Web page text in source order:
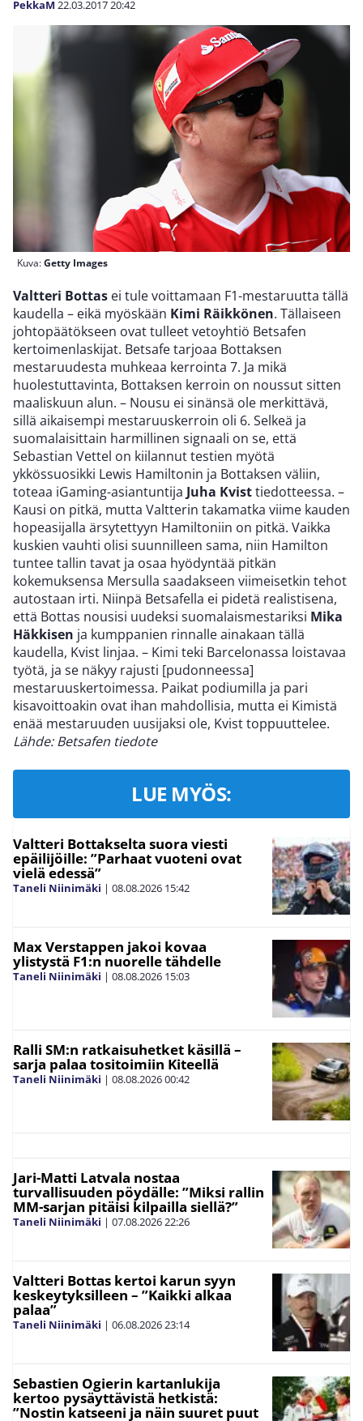
PekkaM 22.03.201720:42
Kuva:Getty Images
Valtteri Bottas ei tule voittamaan F1-mestaruutta tällä
kaudella – eikä myöskään Kimi Räikkönen. Tällaiseen
johtopäätökseen ovat tulleet vetoyhtiö Betsafen
kertoimenlaskijat. Betsafe tarjoaa Bottaksen
mestaruudesta muhkeaa kerrointa 7. Ja mikä
huolestuttavinta, Bottaksen kerroin on noussut sitten
maaliskuun alun. – Nousu ei sinänsä ole merkittävä,
sillä aikaisempi mestaruuskerroin oli 6. Selkeä ja
suomalaisittain harmillinen signaali on se, että
Sebastian Vettel on kiilannut testien myötä
ykkössuosikki Lewis Hamiltonin ja Bottaksen väliin,
toteaa iGaming-asiantuntija Juha Kvisttiedotteessa. –
Kausi on pitkä, mutta Valtterin takamatka viime kauden
hopeasijalla ärsytettyyn Hamiltoniin on pitkä. Vaikka
kuskien vauhti olisi suunnilleen sama, niin Hamilton
tuntee tallin tavat ja osaa hyödyntää pitkän
kokemuksensa Mersulla saadakseen viimeisetkin tehot
autostaan irti. Niinpä Betsafella ei pidetä realistisena,
että Bottas nousisi uudeksi suomalaismestariksi Mika
Häkkisen ja kumppanien rinnalle ainakaan tällä
kaudella, Kvist linjaa. – Kimi teki Barcelonassa loistavaa
työtä, ja se näkyy rajusti [pudonneessa]
mestaruuskertoimessa. Paikat podiumilla ja pari
kisavoittoakin ovat ihan mahdollisia, mutta ei Kimistä
enää mestaruuden uusijaksi ole, Kvist toppuuttelee.
Lähde: Betsafen tiedote
LUE MYÖS:
Valtteri Bottakselta suora viesti
epäilijöille: ”Parhaat vuoteni ovat
vielä edessä”
Taneli Niinimäki | 08.08.2026 15:42
Max Verstappen jakoi kovaa
ylistystä F1:n nuorelle tähdelle
Taneli Niinimäki | 08.08.2026 15:03
Ralli SM:n ratkaisuhetket käsillä –
sarja palaa tositoimiin Kiteellä
Taneli Niinimäki | 08.08.202600:42
Jari-Matti Latvala nostaa
turvallisuuden pöydälle: ”Miksi rallin
MM-sarjan pitäisi kilpailla siellä?”
Taneli Niinimäki | 07.08.202622:26
Valtteri Bottas kertoi karun syyn
keskeytyksilleen – ”Kaikki alkaa
palaa”
Taneli Niinimäki | 06.08.202623:14
Sebastien Ogierin kartanlukija
kertoo pysäyttävistä hetkistä:
”Nostin katseeni ja näin suuret puut